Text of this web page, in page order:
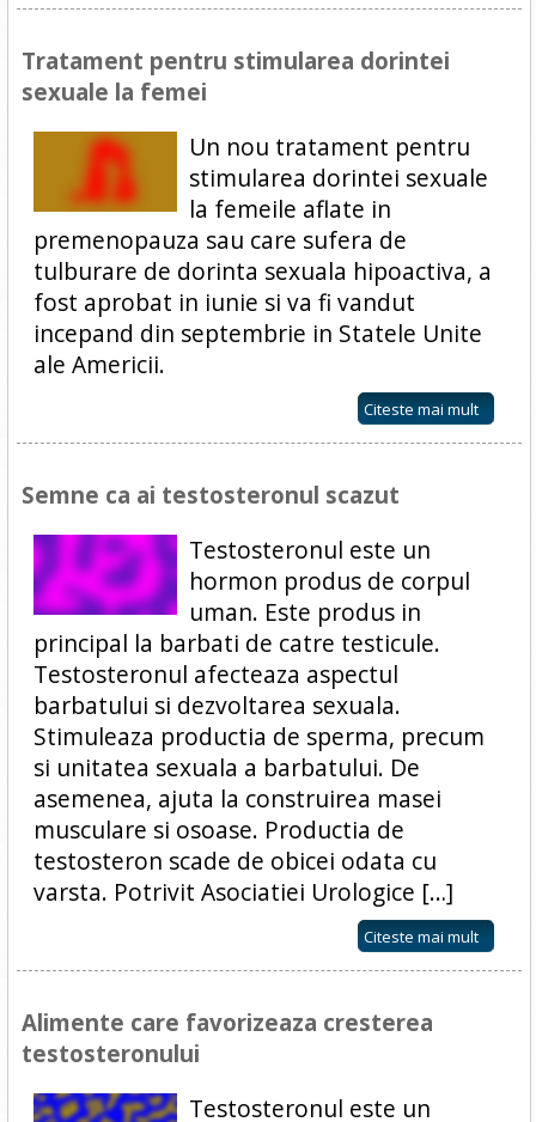
Tratament pentru stimularea dorintei
sexuale la femei
Un nou tratament pentru
stimularea dorintei sexuale
la femeile aflate in
premenopauza sau care sufera de
tulburare de dorinta sexuala hipoactiva, a
fost aprobat in iunie si va fi vandut
incepand din septembrie in Statele Unite
ale Americii.
Citeste mai mult
Semne ca ai testosteronul scazut
Testosteronul este un
hormon produs de corpul
uman. Este produs in
principal la barbati de catre testicule.
Testosteronul afecteaza aspectul
barbatului si dezvoltarea sexuala.
Stimuleaza productia de sperma, precum
si unitatea sexuala a barbatului. De
asemenea, ajuta la construirea masei
musculare si osoase. Productia de
testosteron scade de obicei odata cu
varsta. Potrivit Asociatiei Urologice […]
Citeste mai mult
Alimente care favorizeaza cresterea
testosteronului
Testosteronul este un